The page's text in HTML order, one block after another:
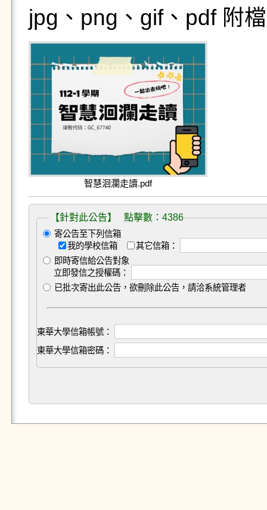
jpg、png、gif、pdf 附
智慧洄瀾走讀.pdf
【針對此公告】 點擊數：4386
寄公告至下列信箱
我的學校信箱
其它信箱：
即時寄信給公告對象
立即發信之授權碼：
已批次寄出此公告，欲刪除此公告，請洽系統管理者
東華大學信箱帳號：
東華大學信箱密碼：